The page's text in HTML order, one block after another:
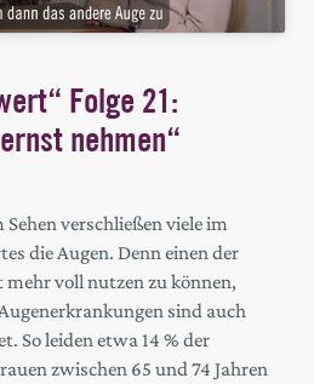
Folge 21:
nehmen“
verschließen viele im
die Augen. Denn einen der
voll nutzen zu können,
sind auch
So leiden etwa 14 % der
zwischen 65 und 74 Jahren